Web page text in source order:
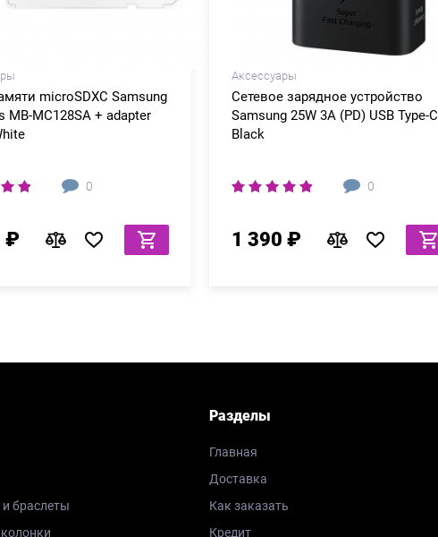
microSDXC Samsung
MB-MC128SA + adapter
0
₽
Аксессуары
Сетевое зарядное устройство
Samsung 25W 3A (PD) USB Type-C
Black
0
1 390 ₽
браслеты
Разделы
Главная
Доставка
Как заказать
Кредит